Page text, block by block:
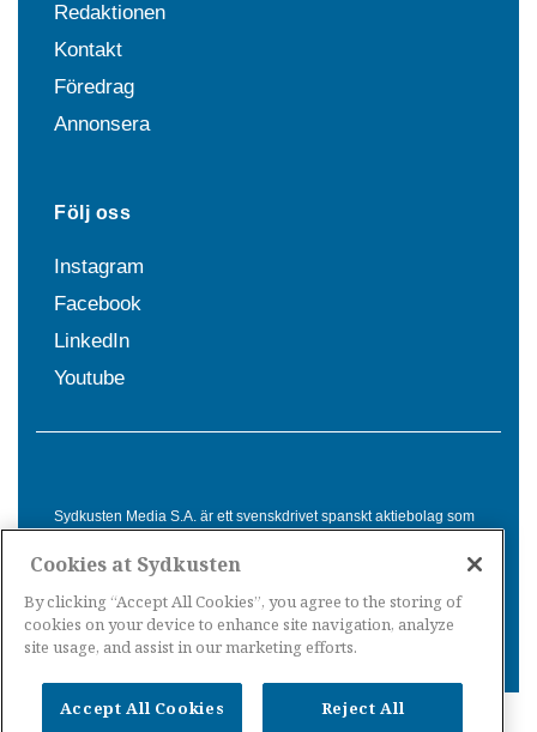
Redaktionen
Kontakt
Föredrag
Annonsera
Följ oss
Instagram
Facebook
LinkedIn
Youtube
Sydkusten Media S.A. är ett svenskdrivet spanskt aktiebolag som
Spanien. Genom nyhetsbevakning av hela Spanien, med bas på
informationsförmedling för svenskar i Spanien.
Cookies at Sydkusten
By clicking “Accept All Cookies”, you agree to the storing of
cookies on your device to enhance site navigation, analyze
site usage, and assist in our marketing efforts.
Accept All Cookies Reject All